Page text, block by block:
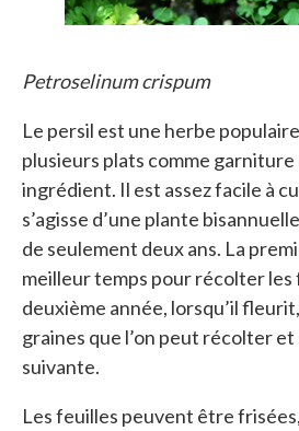
Petroselinum crispum
Le persil est une herbe
plusieurs plats comme garniture
ingrédient. Il est assez facile à
s’agisse d’une plante
de seulement deux ans. La
meilleur temps pour récolter les
deuxième année, lorsqu’il
graines que l’on peut récolter et
suivante.
Les feuilles peuvent être